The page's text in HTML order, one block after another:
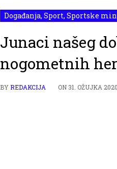
Događanja, Sport, Sportske
Junaci našeg
nogometnih
BYREDAKCIJA ON 31. OŽUJKA 2020.